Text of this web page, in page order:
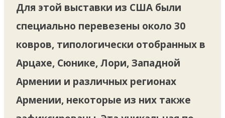
Для этой выставки из США были
специально перевезены около 30
ковров, типологически отобранных в
Арцахе, Сюнике, Лори, Западной
Армении и различных регионах
Армении, некоторые из них также